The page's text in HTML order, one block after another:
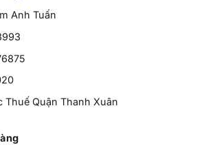
Anh Tuấn
Thuế Quận Thanh Xuân